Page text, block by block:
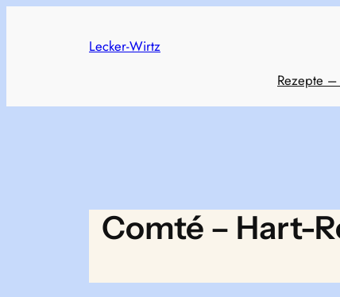
Lecker-Wirtz
Rezepte
Comté – Hart-